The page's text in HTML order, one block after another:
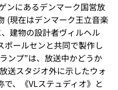
ンにあるデンマーク国営放
(現在はデンマーク王立音楽
建物の設計者ヴィルヘル
ポールセンと共同で製作し
ンプ”は、放送中かどうか
送スタジオ外に示したウォ
、《VLステュディオ》と